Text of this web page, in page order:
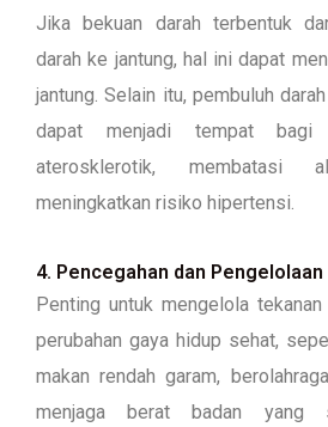
Jika bekuan darah terbentuk
darah ke jantung, hal ini dapat
jantung. Selain itu, pembuluh
dapat menjadi tempat bagi
aterosklerotik, membatasi
meningkatkan risiko hipertensi.
4. Pencegahan dan Pengelolaan
Penting untuk mengelola
perubahan gaya hidup sehat,
makan rendah garam,
menjaga berat badan yang